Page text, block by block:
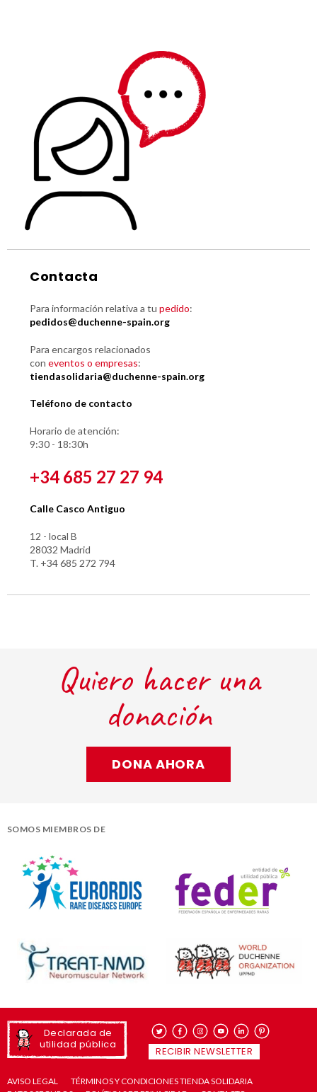
Contacta
Para información relativa a tu pedido:
pedidos@duchenne-spain.org
Para encargos relacionados
con eventos o empresas:
tiendasolidaria@duchenne-spain.org
Teléfono de contacto
Horario de atención:
9:30 - 18:30h
+34 685 27 27 94
Calle Casco Antiguo
12 - local B
28032 Madrid
T. +34 685 272 794
Quiero hacer una
donación
DONA AHORA
SOMOS MIEMBROS DE
Declarada de
utilidad pública
RECIBIR NEWSLETTER
AVISO LEGAL
TÉRMINOS Y CONDICIONES TIENDA SOLIDARIA